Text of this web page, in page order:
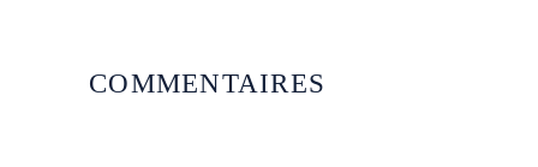
COMMENTAIRES